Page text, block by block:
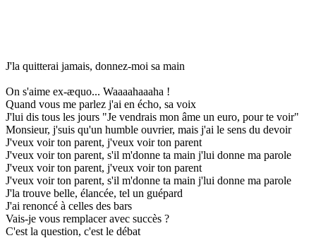
J'la quitterai jamais, donnez-moi sa main
On s'aime ex-æquo... Waaaahaaaha !
Quand vous me parlez j'ai en écho, sa voix
J'lui dis tous les jours "Je vendrais mon âme un euro, pour te voir"
Monsieur, j'suis qu'un humble ouvrier, mais j'ai le sens du devoir
J'veux voir ton parent, j'veux voir ton parent
J'veux voir ton parent, s'il m'donne ta main j'lui donne ma parole
J'veux voir ton parent, j'veux voir ton parent
J'veux voir ton parent, s'il m'donne ta main j'lui donne ma parole
J'la trouve belle, élancée, tel un guépard
J'ai renoncé à celles des bars
Vais-je vous remplacer avec succès ?
C'est la question, c'est le débat